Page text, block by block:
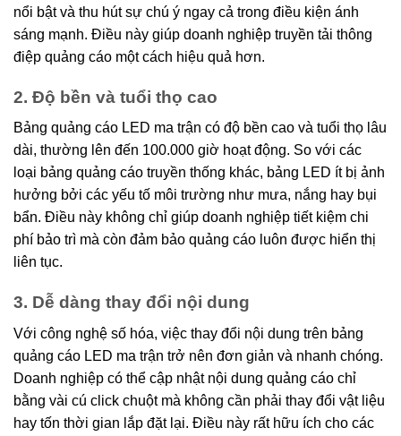
nổi bật và thu hút sự chú ý ngay cả trong điều kiện ánh
sáng mạnh. Điều này giúp doanh nghiệp truyền tải thông
điệp quảng cáo một cách hiệu quả hơn.
2. Độ bền và tuổi thọ cao
Bảng quảng cáo LED ma trận có độ bền cao và tuổi thọ lâu
dài, thường lên đến 100.000 giờ hoạt động. So với các
loại bảng quảng cáo truyền thống khác, bảng LED ít bị ảnh
hưởng bởi các yếu tố môi trường như mưa, nắng hay bụi
bẩn. Điều này không chỉ giúp doanh nghiệp tiết kiệm chi
phí bảo trì mà còn đảm bảo quảng cáo luôn được hiển thị
liên tục.
3. Dễ dàng thay đổi nội dung
Với công nghệ số hóa, việc thay đổi nội dung trên bảng
quảng cáo LED ma trận trở nên đơn giản và nhanh chóng.
Doanh nghiệp có thể cập nhật nội dung quảng cáo chỉ
bằng vài cú click chuột mà không cần phải thay đổi vật liệu
hay tốn thời gian lắp đặt lại. Điều này rất hữu ích cho các